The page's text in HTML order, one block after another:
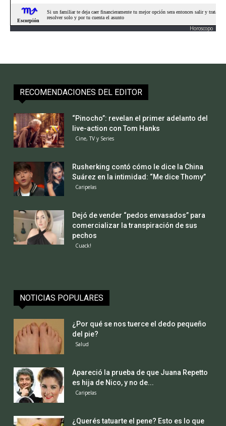
Horoscopo
RECOMENDACIONES DEL EDITOR
“Pinocho”: revelan el primer adelanto del
live-action con Tom Hanks
Cine, TV y Series
Rusherking contó cómo le dice la China
Suárez en la intimidad: “Me dice Thomy”
Caripelas
Dejó de vender “pedos envasados” para
comercializar la transpiración de sus
pechos
Cuack!
NOTICIAS POPULARES
¿Por qué se nos tuerce el dedo pequeño
del pie?
Salud
Apareció la prueba de que Juana Repetto
es hija de Nico, y no de...
Caripelas
¿Querés tatuarte el pene? Esto es lo que